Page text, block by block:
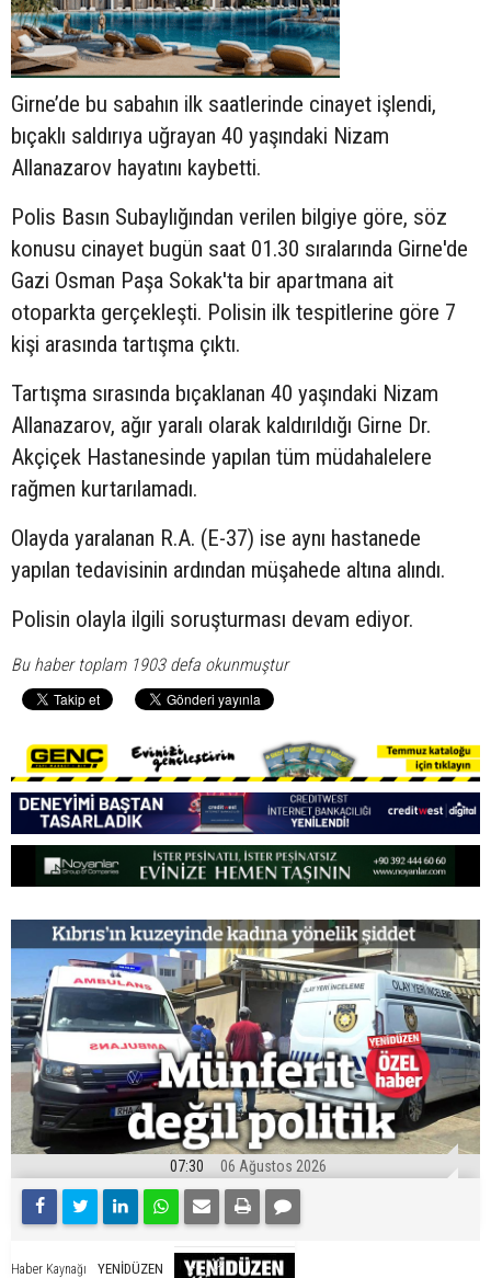
Girne’de bu sabahın ilk saatlerinde cinayet işlendi,
bıçaklı saldırıya uğrayan 40 yaşındaki Nizam
Allanazarov hayatını kaybetti.
Polis Basın Subaylığından verilen bilgiye göre, söz
konusu cinayet bugün saat 01.30 sıralarında Girne'de
Gazi Osman Paşa Sokak'ta bir apartmana ait
otoparkta gerçekleşti. Polisin ilk tespitlerine göre 7
kişi arasında tartışma çıktı.
Tartışma sırasında bıçaklanan 40 yaşındaki Nizam
Allanazarov, ağır yaralı olarak kaldırıldığı Girne Dr.
Akçiçek Hastanesinde yapılan tüm müdahalelere
rağmen kurtarılamadı.
Olayda yaralanan R.A. (E-37) ise aynı hastanede
yapılan tedavisinin ardından müşahede altına alındı.
Polisin olayla ilgili soruşturması devam ediyor.
Bu haber toplam 1903 defa okunmuştur
07:30 06 Ağustos 2026
Haber Kaynağı YENİDÜZEN